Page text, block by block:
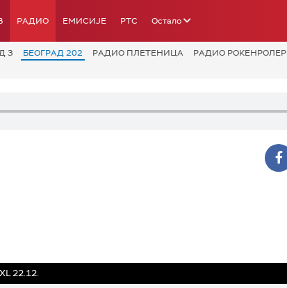
РАДИО ЕМИСИЈЕ РТС Остало
3 БЕОГРАД 202 РАДИО ПЛЕТЕНИЦА РАДИО РОКЕНРОЛЕР
22.12.